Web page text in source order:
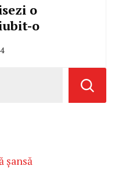
o
o
șansă